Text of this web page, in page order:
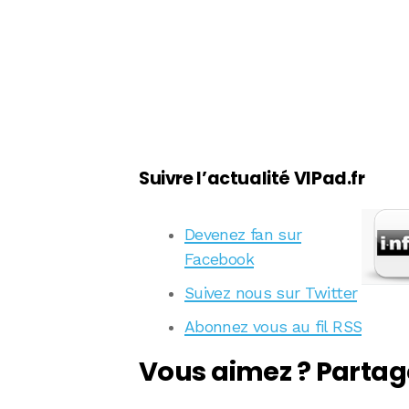
Suivre l’actualité VIPad.fr
Devenez fan sur
Facebook
Suivez nous sur Twitter
Abonnez vous au fil RSS
Vous aimez ?